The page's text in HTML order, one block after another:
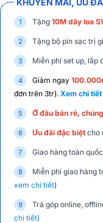
KHUYẾN MÃI, ƯU
Tặng 10M dây loa
Tặng bộ pin sạc trị
Miễn phí set up, lắp
Giảm ngay
đơn trên 3tr). Xem chi tiết
Ở đâu bán rẻ,
Ưu đãi đặc biệt cho
Giao hàng toàn
Miễn phí giao hàng
xem chi tiết)
Trả góp online,
chi tiết)